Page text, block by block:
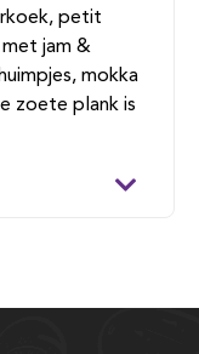
petit
jam &
mokka
zoete plank is